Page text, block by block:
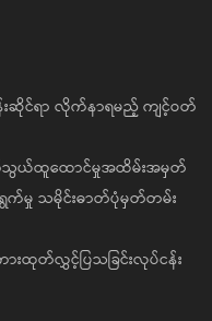
းဆိုင်ရာ လိုက်နာရမည့် ကျင့်ဝတ်
က်သွယ်ထူထောင်မှုအထိမ်းအမှတ်
င်ရွက်မှု သမိုင်းဓာတ်ပုံမှတ်တမ်း
ထုတ်လွှင့်ပြသခြင်းလုပ်ငန်း